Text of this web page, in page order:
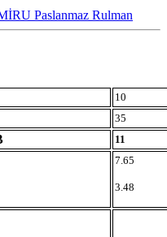
Paslanmaz Rulman
10
35
11
7.65
3.48